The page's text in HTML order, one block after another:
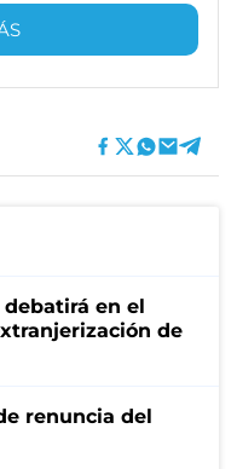
en el
de
renuncia del